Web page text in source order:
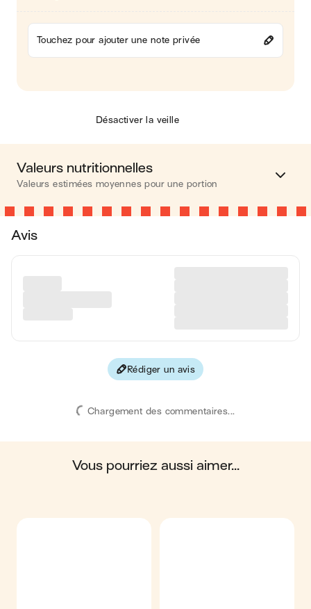
Touchez pour ajouter une note privée
Désactiver la veille
Valeurs nutritionnelles
Valeurs estimées moyennes pour une portion
Calories 230 kcal
Les valeurs sont basées sur une estimation moyenne pour
préoccupations ou des questions concernant votre santé,
en moyenne, une portion de la recette "Roulé à la confiture"
glucides ; 5 g de protéines ; 0.7 g de fibres.
Avis
Rédiger un avis
Chargement des commentaires...
vous pourriez aussi aimer...